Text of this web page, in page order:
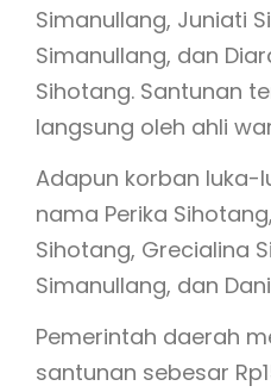
Simanullang, Juniati
Simanullang, dan
Sihotang. Santunan
langsung oleh ahli
Adapun korban
nama Perika
Sihotang, Grecialina
Simanullang, dan
Pemerintah daerah
santunan sebesar